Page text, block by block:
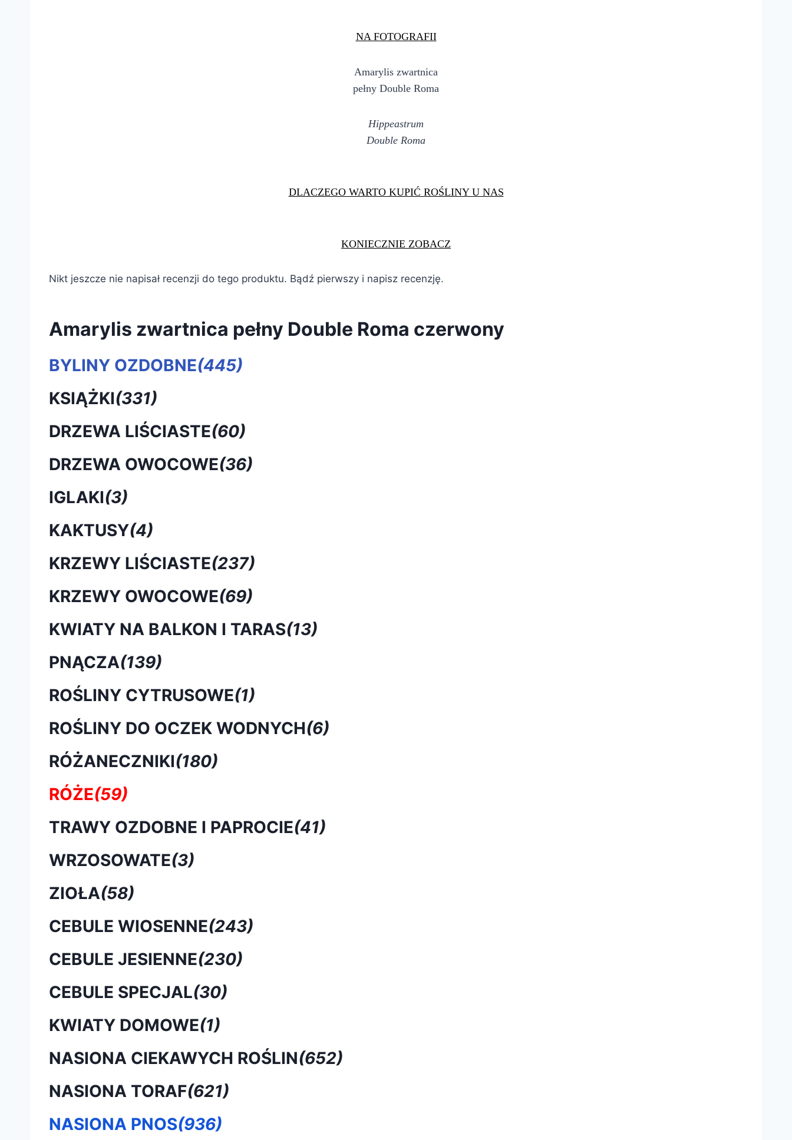
NA FOTOGRAFII
Amarylis zwartnica
pełny Double Roma
Hippeastrum
Double Roma
DLACZEGO WARTO KUPIĆ ROŚLINY U NAS
KONIECZNIE ZOBACZ
Nikt jeszcze nie napisał recenzji do tego produktu. Bądź pierwszy i napisz recenzję.
Amarylis zwartnica pełny Double Roma czerwony
BYLINY OZDOBNE(445)
KSIĄŻKI(331)
DRZEWA LIŚCIASTE(60)
DRZEWA OWOCOWE(36)
IGLAKI(3)
KAKTUSY(4)
KRZEWY LIŚCIASTE(237)
KRZEWY OWOCOWE(69)
KWIATY NA BALKON I TARAS(13)
PNĄCZA(139)
ROŚLINY CYTRUSOWE(1)
ROŚLINY DO OCZEK WODNYCH(6)
RÓŻANECZNIKI(180)
RÓŻE(59)
TRAWY OZDOBNE I PAPROCIE(41)
WRZOSOWATE(3)
ZIOŁA(58)
CEBULE WIOSENNE(243)
CEBULE JESIENNE(230)
CEBULE SPECJAL(30)
KWIATY DOMOWE(1)
NASIONA CIEKAWYCH ROŚLIN(652)
NASIONA TORAF(621)
NASIONA PNOS(936)